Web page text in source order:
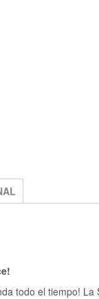
todo el tiempo!